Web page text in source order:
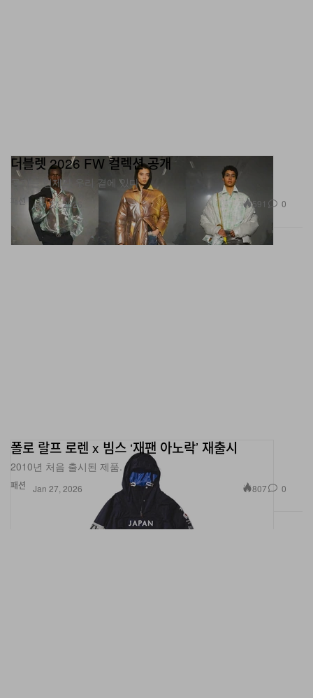
패션
더블렛 2026 FW 컬렉션 공개
공기는 언제나 우리 곁에 있다.
Jan 27, 2026 591 0
패션
폴로 랄프 로렌 x 빔스 ‘재팬 아노락’ 재출시
2010년 처음 출시된 제품.
Jan 27, 2026 807 0